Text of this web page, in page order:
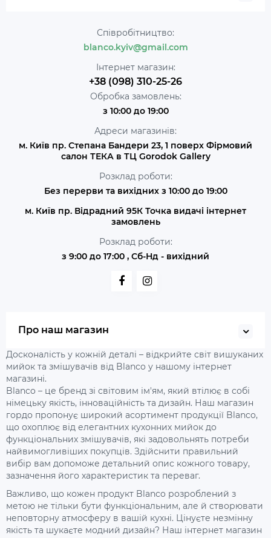
Співробітництво:
blanco.kyiv@gmail.com
Інтернет магазин:
+38 (098) 310-25-26
Обробка замовлень:
з 10:00 до 19:00
Адреси магазинів:
м. Київ пр. Степана Бандери 23, 1 поверх Фірмовий
салон ТЕКА в ТЦ Gorodok Gallery
Розклад роботи:
Без перерви та вихідних з 10:00 до 19:00
м. Київ пр. Відрадний 95К Точка видачі інтернет
замовлень
Розклад роботи:
з 9:00 до 17:00 , Сб-Нд - вихідний
Про наш магазин
Досконалість у кожній деталі – відкрийте світ вишуканих
мийок та змішувачів від Blanco у нашому інтернет
магазині.
Blanco – це бренд зі світовим ім'ям, який втілює в собі
німецьку якість, інноваційність та дизайн. Наш магазин
гордо пропонує широкий асортимент продукції Blanco,
що охоплює від елегантних кухонних мийок до
функціональних змішувачів, які задовольнять потреби
найвимогливіших покупців. Здійснити правильний
вибір вам допоможе детальний опис кожного товару,
зазначення його характеристик та переваг.
Важливо, що кожен продукт Blanco розроблений з
метою не тільки бути функціональним, але й створювати
неповторну атмосферу в вашій кухні. Цінуєте незмінну
якість та шукаєте модний дизайн? Наш інтернет магазин